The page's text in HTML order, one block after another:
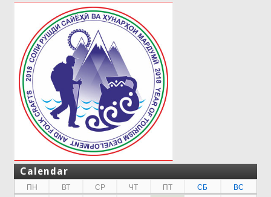
Calendar
ПН ВТ СР ЧТ ПТ СБ
ВС